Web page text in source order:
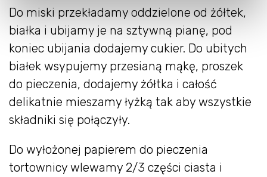
Do miski przekładamy oddzielone od żółtek,
białka i ubijamy je na sztywną pianę, pod
koniec ubijania dodajemy cukier. Do ubitych
białek wsypujemy przesianą mąkę, proszek
do pieczenia, dodajemy żółtka i całość
delikatnie mieszamy łyżką tak aby wszystkie
składniki się połączyły.
Do wyłożonej papierem do pieczenia
tortownicy wlewamy 2/3 części ciasta i